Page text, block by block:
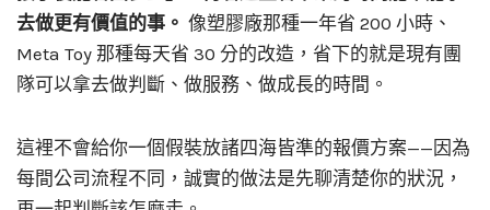
去做更有價值的事。 像塑膠廠那種一年省 200 小時、
Meta Toy 那種每天省 30 分的改造，省下的就是現有團
隊可以拿去做判斷、做服務、做成長的時間。
這裡不會給你一個假裝放諸四海皆準的報價方案——因為
每間公司流程不同，誠實的做法是先聊清楚你的狀況，